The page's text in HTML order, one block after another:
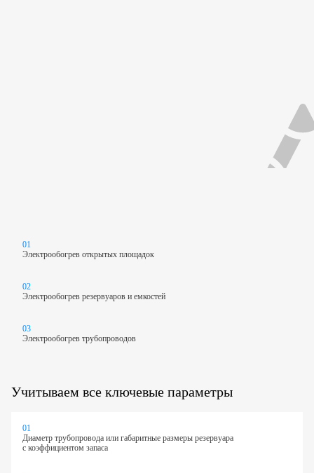
01
Электрообогрев открытых площадок
02
Электрообогрев резервуаров и емкостей
03
Электрообогрев трубопроводов
Учитываем все ключевые параметры
01
Диаметр трубопровода или габаритные размеры резервуара
с коэффициентом запаса